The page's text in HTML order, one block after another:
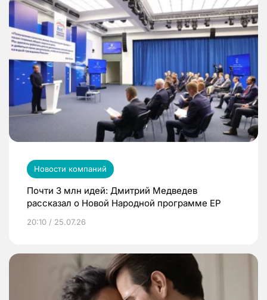
Новости компаний
Почти 3 млн идей: Дмитрий Медведев
рассказал о Новой Народной программе ЕР
20:10 / 25.07.26